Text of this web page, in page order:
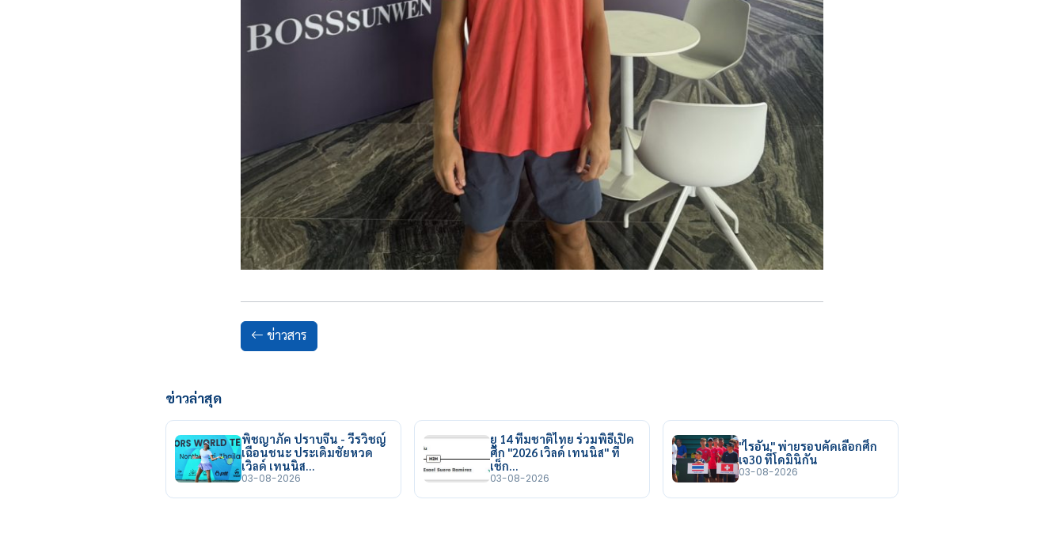
ข่าวสาร
ข่าวล่าสุด
พิชญาภัค ปราบจีน - วีรวิชญ์
เฉือนชนะ ประเดิมชัยหวด
เวิลด์ เทนนิส…
03-08-2026
ยู 14 ทีมชาติไทย ร่วมพิธีเปิด
ศึก "2026 เวิลด์ เทนนิส" ที่
เช็ก…
03-08-2026
"ไรอัน" พ่ายรอบคัดเลือกศึก
เจ30 ที่โดมินิกัน
03-08-2026